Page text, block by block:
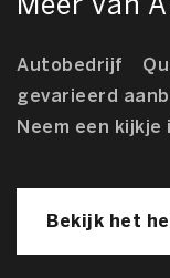
Meer van
Autobedrijf
gevarieerd
Neem een kijkje
Bekijk het